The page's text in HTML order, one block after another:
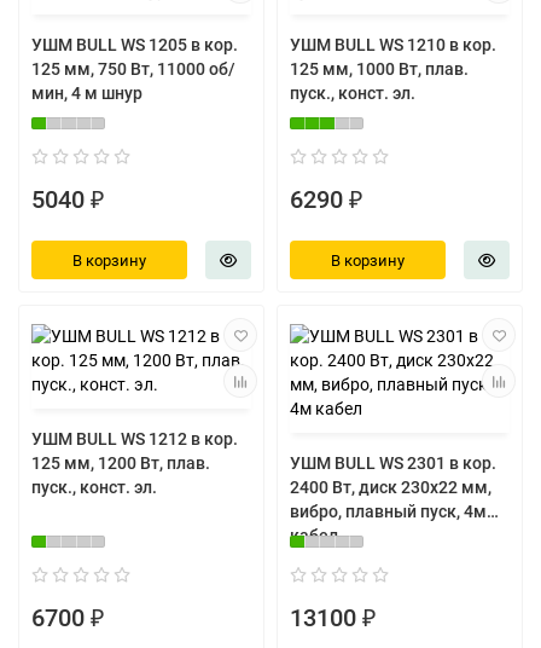
УШМ BULL WS 1205 в кор.
125 мм, 750 Вт, 11000 об/
мин, 4 м шнур
5040 ₽
В корзину
УШМ BULL WS 1210 в кор.
125 мм, 1000 Вт, плав.
пуск., конст. эл.
6290 ₽
В корзину
УШМ BULL WS 1212 в кор.
125 мм, 1200 Вт, плав.
пуск., конст. эл.
6700 ₽
УШМ BULL WS 2301 в кор.
2400 Вт, диск 230х22 мм,
вибро, плавный пуск, 4м
кабел
13100 ₽